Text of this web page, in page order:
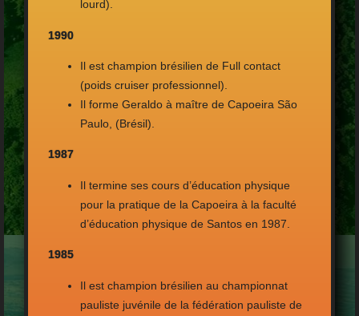
lourd).
1990
Il est champion brésilien de Full contact
(poids cruiser professionnel).
Il forme Geraldo à maître de Capoeira São
Paulo, (Brésil).
1987
Il termine ses cours d’éducation physique
pour la pratique de la Capoeira à la faculté
d’éducation physique de Santos en 1987.
1985
Il est champion brésilien au championnat
pauliste juvénile de la fédération pauliste de